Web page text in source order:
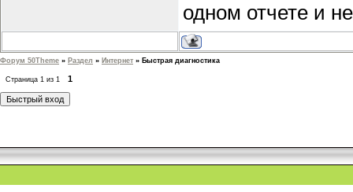
одном отчете и
Форум 50Theme » Раздел » Интернет » Быстрая диагностика
Страница 1 из 1 1